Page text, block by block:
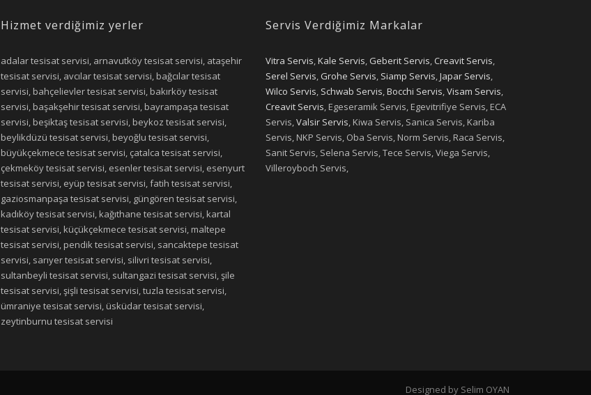
Hizmet verdiğimiz yerler
adalar tesisat servisi, arnavutköy tesisat servisi, ataşehir
tesisat servisi, avcılar tesisat servisi, bağcılar tesisat
servisi, bahçelievler tesisat servisi, bakırköy tesisat
servisi, başakşehir tesisat servisi, bayrampaşa tesisat
servisi, beşiktaş tesisat servisi, beykoz tesisat servisi,
beylikdüzü tesisat servisi, beyoğlu tesisat servisi,
büyükçekmece tesisat servisi, çatalca tesisat servisi,
çekmeköy tesisat servisi, esenler tesisat servisi, esenyurt
tesisat servisi, eyüp tesisat servisi, fatih tesisat servisi,
gaziosmanpaşa tesisat servisi, güngören tesisat servisi,
kadıköy tesisat servisi, kağıthane tesisat servisi, kartal
tesisat servisi, küçükçekmece tesisat servisi, maltepe
tesisat servisi, pendik tesisat servisi, sancaktepe tesisat
servisi, sarıyer tesisat servisi, silivri tesisat servisi,
sultanbeyli tesisat servisi, sultangazi tesisat servisi, şile
tesisat servisi, şişli tesisat servisi, tuzla tesisat servisi,
ümraniye tesisat servisi, üsküdar tesisat servisi,
zeytinburnu tesisat servisi
Servis Verdiğimiz Markalar
Vitra Servis,Kale Servis, Geberit Servis,Creavit Servis,
Serel Servis, Grohe Servis, Siamp Servis,Japar Servis,
Wilco Servis, Schwab Servis,Bocchi Servis,Visam Servis,
Creavit Servis, Egeseramik Servis, Egevitrifiye Servis, ECA
Servis,Valsir Servis, Kiwa Servis, Sanica Servis, Kariba
Servis, NKP Servis, Oba Servis, Norm Servis, Raca Servis,
Sanit Servis, Selena Servis, Tece Servis, Viega Servis,
Villeroyboch Servis,
Designed by Selim OYAN